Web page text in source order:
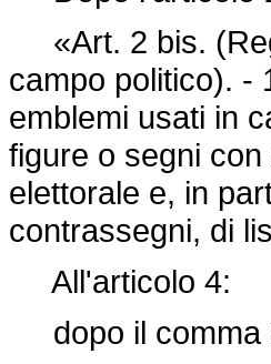
«Art. 2 bis.
campo politico). -
emblemi usati in
figure o segni
elettorale e, in
contrassegni, di
All'articolo 4:
dopo il comma